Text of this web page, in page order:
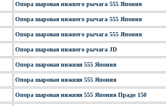
Опора шаровая нижнего рычага 555 Япония
Опора шаровая нижнего рычага 555 Япония
Опора шаровая нижнего рычага 555 Япония
Опора шаровая нижнего рычага JD
Опора шаровая нижняя 555 Япония
Опора шаровая нижняя 555 Япония
Опора шаровая нижняя 555 Япония Прадо 150